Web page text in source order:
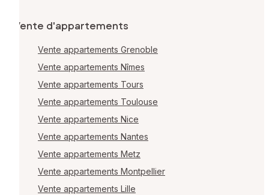
Vente d'appartements
Vente appartements Grenoble
Vente appartements Nîmes
Vente appartements Tours
Vente appartements Toulouse
Vente appartements Nice
Vente appartements Nantes
Vente appartements Metz
Vente appartements Montpellier
Vente appartements Lille